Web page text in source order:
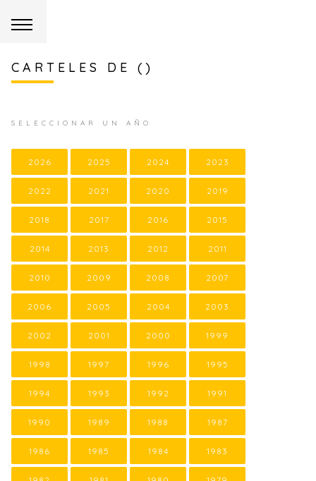
CARTELES DE ()
SELECCIONAR UN AÑO
2026 2025 2024 2023
2022 2021 2020 2019
2018 2017 2016 2015
2014 2013 2012 2011
2010 2009 2008 2007
2006 2005 2004 2003
2002 2001 2000 1999
1998 1997 1996 1995
1994 1993 1992 1991
1990 1989 1988 1987
1986 1985 1984 1983